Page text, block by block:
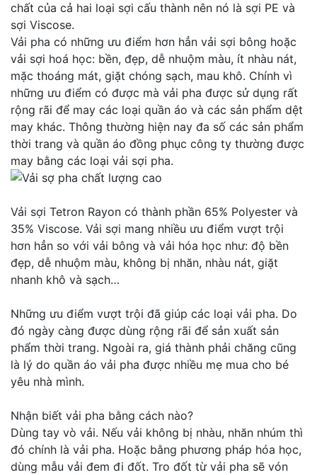
chất của cả hai loại sợi cấu thành nên nó là sợi PE và
sợi Viscose.
Vải pha có những ưu điểm hơn hẳn vải sợi bông hoặc
vải sợi hoá học: bền, đẹp, dễ nhuộm màu, ít nhàu nát,
mặc thoáng mát, giặt chóng sạch, mau khô. Chính vì
những ưu điểm có được mà vải pha được sử dụng rất
rộng rãi để may các loại quần áo và các sản phẩm dệt
may khác. Thông thường hiện nay đa số các sản phẩm
thời trang và quần áo đồng phục công ty thường được
may bằng các loại vải sợi pha.
Vải sợi Tetron Rayon có thành phần 65% Polyester và
35% Viscose. Vải sợi mang nhiều ưu điểm vượt trội
hơn hẳn so với vải bông và vải hóa học như: độ bền
đẹp, dễ nhuộm màu, không bị nhăn, nhàu nát, giặt
nhanh khô và sạch…
Những ưu điểm vượt trội đã giúp các loại vải pha. Do
đó ngày càng được dùng rộng rãi để sản xuất sản
phẩm thời trang. Ngoài ra, giá thành phải chăng cũng
là lý do quần áo vải pha được nhiều mẹ mua cho bé
yêu nhà mình.
Nhận biết vải pha bằng cách nào?
Dùng tay vò vải. Nếu vải không bị nhàu, nhăn nhúm thì
đó chính là vải pha. Hoặc bằng phương pháp hóa học,
dùng mẫu vải đem đi đốt. Tro đốt từ vải pha sẽ vón